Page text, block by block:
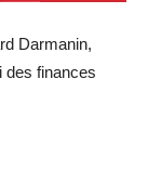
Darmanin,
des finances